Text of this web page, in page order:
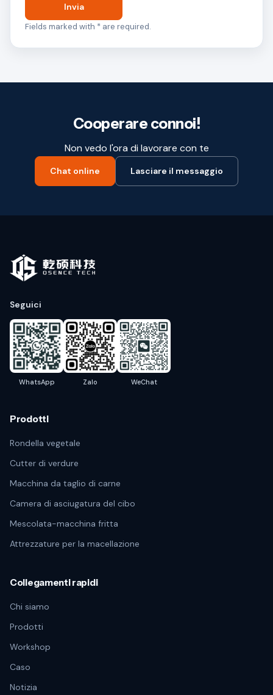
Invia
Fields marked with * are required.
Cooperare connoi!
Non vedo l'ora di lavorare con te
Chat online Lasciare il messaggio
Seguici
WhatsApp Zalo WeChat
Prodotti
Rondella vegetale
Cutter di verdure
Macchina da taglio di carne
Camera di asciugatura del cibo
Mescolata-macchina fritta
Attrezzature per la macellazione
Collegamenti rapidi
Chi siamo
Prodotti
Workshop
Caso
Notizia